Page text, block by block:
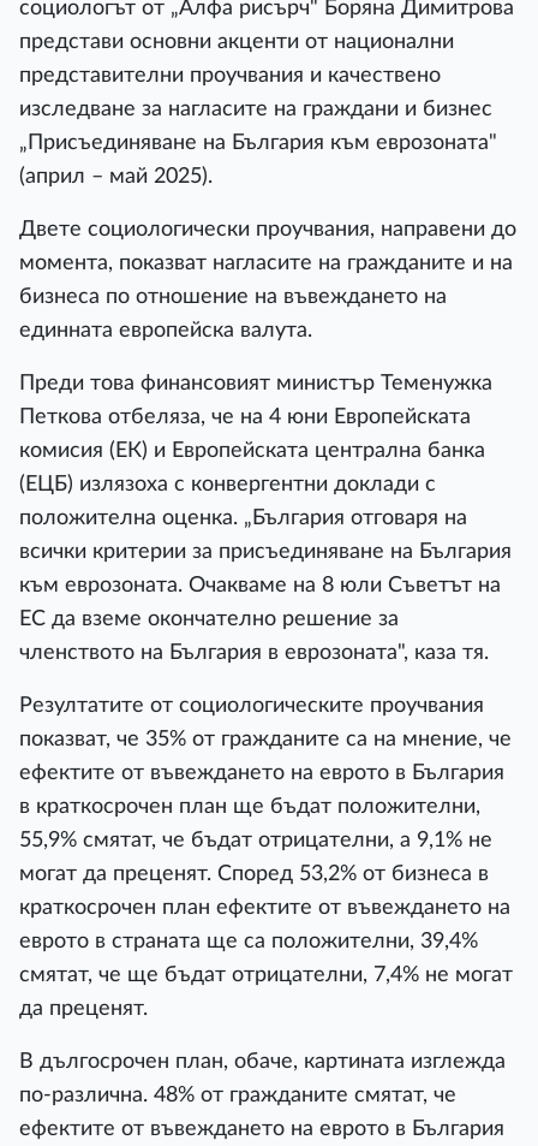
социологът от „Алфа рисърч" Боряна Димитрова
представи основни акценти от национални
представителни проучвания и качествено
изследване за нагласите на граждани и бизнес
„Присъединяване на България към еврозоната"
(април – май 2025).
Двете социологически проучвания, направени до
момента, показват нагласите на гражданите и на
бизнеса по отношение на въвеждането на
единната европейска валута.
Преди това финансовият министър Теменужка
Петкова отбеляза, че на 4 юни Европейската
комисия (ЕК) и Европейската централна банка
(ЕЦБ) излязоха с конвергентни доклади с
положителна оценка. „България отговаря на
всички критерии за присъединяване на България
към еврозоната. Очакваме на 8 юли Съветът на
ЕС да вземе окончателно решение за
членството на България в еврозоната", каза тя.
Резултатите от социологическите проучвания
показват, че 35% от гражданите са на мнение, че
ефектите от въвеждането на еврото в България
в краткосрочен план ще бъдат положителни,
55,9% смятат, че бъдат отрицателни, а 9,1% не
могат да преценят. Според 53,2% от бизнеса в
краткосрочен план ефектите от въвеждането на
еврото в страната ще са положителни, 39,4%
смятат, че ще бъдат отрицателни, 7,4% не могат
да преценят.
В дългосрочен план, обаче, картината изглежда
по-различна. 48% от гражданите смятат, че
ефектите от въвеждането на еврото в България